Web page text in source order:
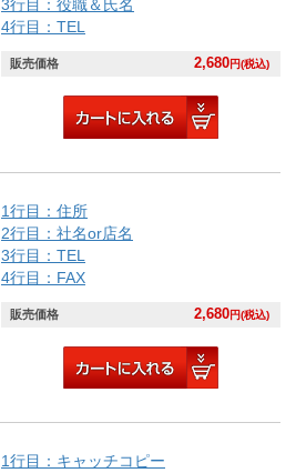
3行目：役職＆氏名
4行目：TEL
販売価格 2,680円(税込)
1行目：住所
2行目：社名or店名
3行目：TEL
4行目：FAX
販売価格 2,680円(税込)
1行目：キャッチコピー